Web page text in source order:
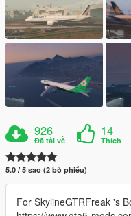
926
Đã tải về
14
Thích
5.0 / 5 sao (2 bỏ phiếu)
For SkylineGTRFreak 's